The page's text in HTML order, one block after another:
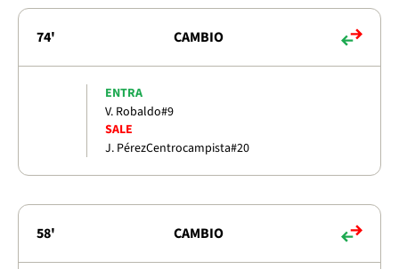
74' CAMBIO
ENTRA
V. Robaldo#9
SALE
J. PérezCentrocampista#20
58' CAMBIO